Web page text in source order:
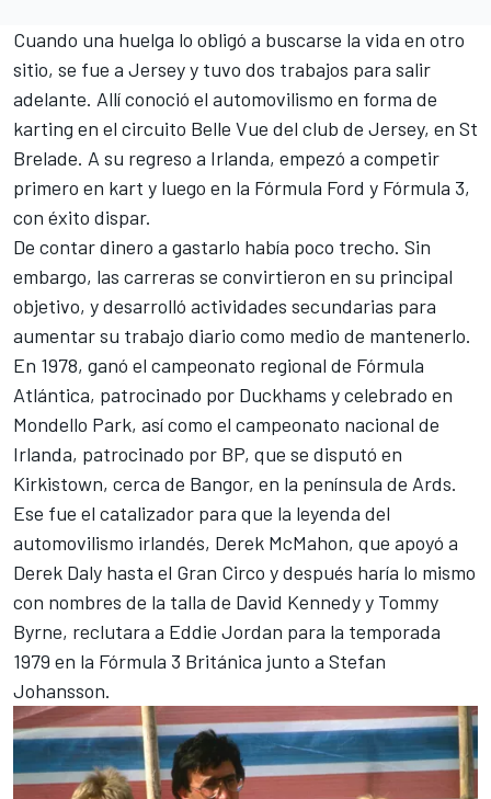
Cuando una huelga lo obligó a buscarse la vida en otro
sitio, se fue a Jersey y tuvo dos trabajos para salir
adelante. Allí conoció el automovilismo en forma de
karting en el circuito Belle Vue del club de Jersey, en St
Brelade. A su regreso a Irlanda, empezó a competir
primero en kart y luego en la Fórmula Ford y Fórmula 3,
con éxito dispar.
De contar dinero a gastarlo había poco trecho. Sin
embargo, las carreras se convirtieron en su principal
objetivo, y desarrolló actividades secundarias para
aumentar su trabajo diario como medio de mantenerlo.
En 1978, ganó el campeonato regional de Fórmula
Atlántica, patrocinado por Duckhams y celebrado en
Mondello Park, así como el campeonato nacional de
Irlanda, patrocinado por BP, que se disputó en
Kirkistown, cerca de Bangor, en la península de Ards.
Ese fue el catalizador para que la leyenda del
automovilismo irlandés, Derek McMahon, que apoyó a
Derek Daly hasta el Gran Circo y después haría lo mismo
con nombres de la talla de David Kennedy y Tommy
Byrne, reclutara a Eddie Jordan para la temporada
1979 en la Fórmula 3 Británica junto a Stefan
Johansson.